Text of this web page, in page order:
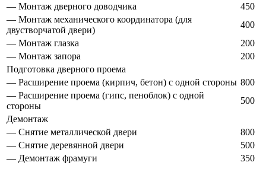
— Монтаж дверного доводчика
450
— Монтаж механического координатора (для
двустворчатой двери)
400
— Монтаж глазка
200
— Монтаж запора
200
Подготовка дверного проема
— Расширение проема (кирпич, бетон) с одной стороны 800
— Расширение проема (гипс, пеноблок) с одной
стороны
500
Демонтаж
— Снятие металлической двери
800
— Снятие деревянной двери
500
— Демонтаж фрамуги
350